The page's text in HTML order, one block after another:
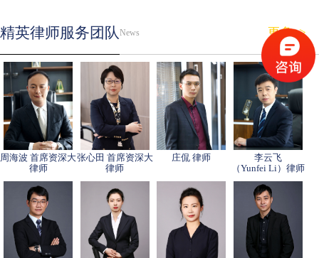
精英律师服务团队 News 更多>>
周海波 首席资深大
律师
张心田 首席资深大
律师
庄侃 律师
李云飞
（Yunfei Li）律师